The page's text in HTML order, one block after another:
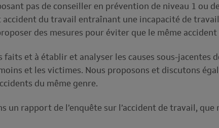
pas de conseiller en prévention de niveau 1 ou
accident du travail entraînant une incapacité de travail
des mesures pour éviter que le même
faits et à établir et analyser les causes sous-jacentes
et les victimes. Nous proposons et discutons
du même genre.
un rapport de l’enquête sur l’accident de travail, que